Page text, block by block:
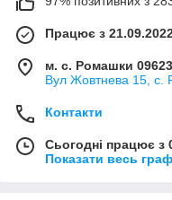
Працює з
м. с. Ромашки 09623
Вул Жовтнева 15, с.
Контакти
Сьогодні працює з
Показати весь